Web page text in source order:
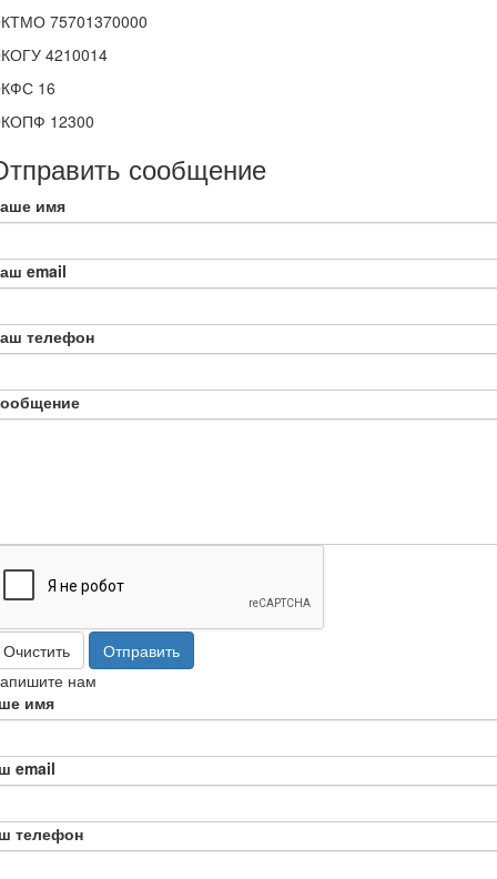
75701370000
4210014
16
12300
сообщение
имя
email
телефон
Очистить
Отправить
нам
имя
email
телефон